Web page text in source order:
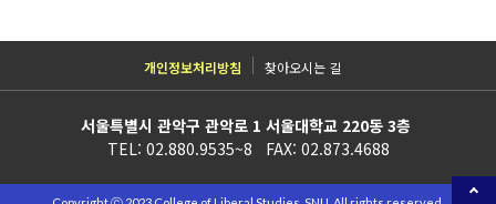
개인정보처리방침 찾아오시는 길
서울특별시 관악구 관악로 1 서울대학교 220동 3층
TEL: 02.880.9535~8 FAX: 02.873.4688